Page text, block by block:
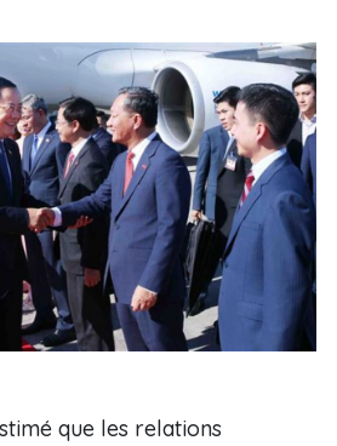
que les relations